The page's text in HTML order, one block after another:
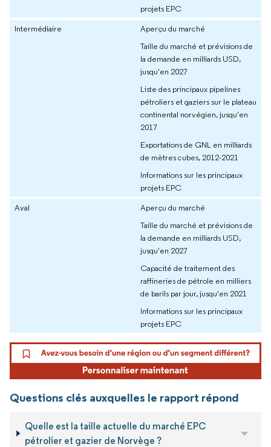
projets EPC
Intermédiaire
Aperçu du marché
Taille du marché et prévisions de
la demande en milliards USD,
jusqu'en 2027
Liste des principaux pipelines
pétroliers et gaziers sur le plateau
continental norvégien, jusqu'en
2017
Exportations de GNL en milliards
de mètres cubes, 2012-2021
Informations sur les principaux
projets EPC
Aval
Aperçu du marché
Taille du marché et prévisions de
la demande en milliards USD,
jusqu'en 2027
Capacité de traitement des
raffineries de pétrole en milliers
de barils par jour, jusqu'en 2021
Informations sur les principaux
projets EPC
Questions clés auxquelles le rapport répond
Quelle est la taille actuelle du marché EPC
pétrolier et gazier de Norvège ?